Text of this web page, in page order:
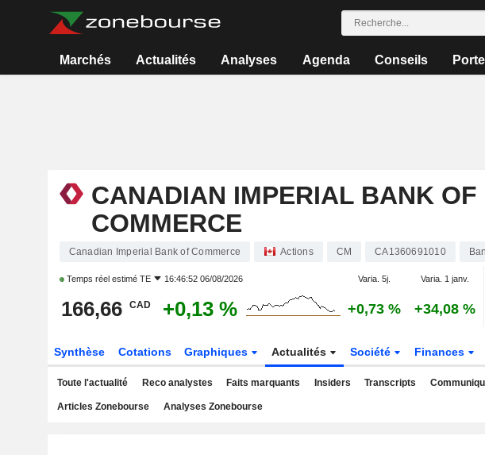
Marchés Actualités Analyses Agenda Conseils
CANADIAN IMPERIAL BANK OF
COMMERCE
Canadian Imperial Bank of Commerce Actions CM CA1360691010
Temps réel estimé TE 16:46:52 06/08/2026 Varia. 5j. Varia. 1 janv.
166,66 CAD +0,13 % +0,73 % +34,08 %
Synthèse Cotations Graphiques Actualités Société Finances
Toute l'actualité Reco analystes Faits marquants Insiders Transcripts
Articles Zonebourse Analyses Zonebourse